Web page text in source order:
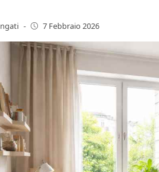
- 7 Febbraio 2026